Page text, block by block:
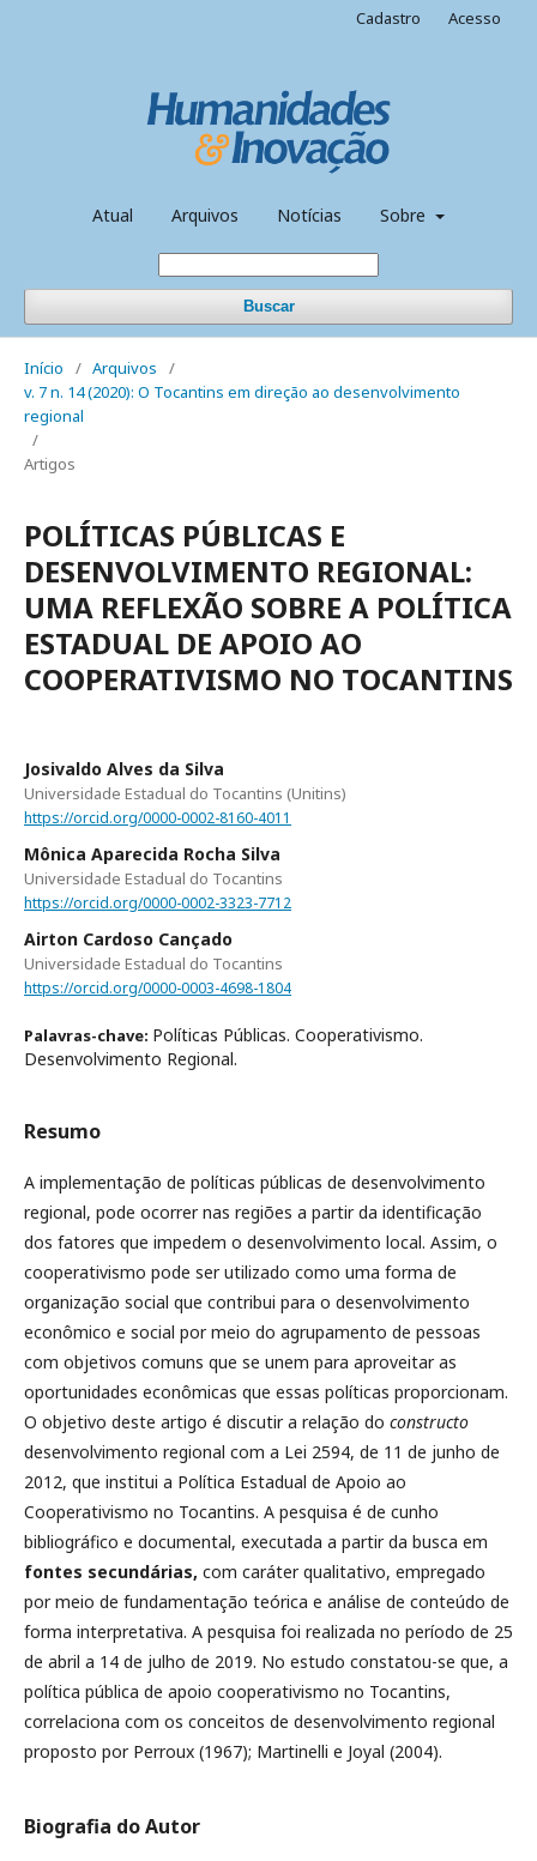
Atual Arquivos Notícias Sobre
Buscar
Cadastro Acesso
Início / Arquivos
/
v. 7 n. 14 (2020): O Tocantins em direção ao desenvolvimento
regional
/
Artigos
POLÍTICAS PÚBLICAS E
DESENVOLVIMENTO REGIONAL:
UMA REFLEXÃO SOBRE A POLÍTICA
ESTADUAL DE APOIO AO
COOPERATIVISMO NO TOCANTINS
Josivaldo Alves da Silva
Universidade Estadual do Tocantins (Unitins)
https://orcid.org/0000-0002-8160-4011
Mônica Aparecida Rocha Silva
Universidade Estadual do Tocantins
https://orcid.org/0000-0002-3323-7712
Airton Cardoso Cançado
Universidade Estadual do Tocantins
https://orcid.org/0000-0003-4698-1804
Palavras-chave: Políticas Públicas. Cooperativismo.
Desenvolvimento Regional.
Resumo
A implementação de políticas públicas de desenvolvimento
regional, pode ocorrer nas regiões a partir da identificação
dos fatores que impedem o desenvolvimento local. Assim, o
cooperativismo pode ser utilizado como uma forma de
organização social que contribui para o desenvolvimento
econômico e social por meio do agrupamento de pessoas
com objetivos comuns que se unem para aproveitar as
oportunidades econômicas que essas políticas proporcionam.
O objetivo deste artigo é discutir a relação do constructo
desenvolvimento regional com a Lei 2594, de 11 de junho de
2012, que institui a Política Estadual de Apoio ao
Cooperativismo no Tocantins. A pesquisa é de cunho
bibliográfico e documental, executada a partir da busca em
fontes secundárias, com caráter qualitativo, empregado
por meio de fundamentação teórica e análise de conteúdo de
forma interpretativa. A pesquisa foi realizada no período de 25
de abril a 14 de julho de 2019. No estudo constatou-se que, a
política pública de apoio cooperativismo no Tocantins,
correlaciona com os conceitos de desenvolvimento regional
proposto por Perroux (1967); Martinelli e Joyal (2004).
Biografia do Autor